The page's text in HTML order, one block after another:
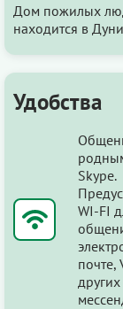
Дом пожилых
находится в
Удобства
Skype.
WI-FI
почте,
других